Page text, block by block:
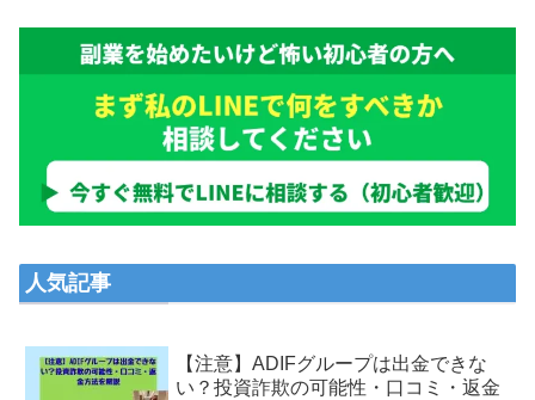
人気記事
【注意】ADIFグループは出金できな
い？投資詐欺の可能性・口コミ・返金